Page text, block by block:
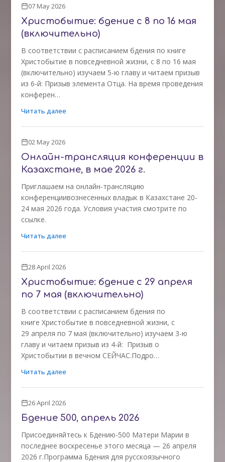
07 May 2026
Христобытие: бдение с 8 по 16 мая
(включительно)
В соответствии с расписанием бдения по книге
Христобытие в повседневной жизни, с 8 по 16 мая
(включительно) изучаем 5-ю главу и читаем призыв
из 6-й: Призыв элемента Отца. На время проведения
конферен…
Читать далее
02 May 2026
Онлайн-трансляция конференции в
Казахстане, в мае 2026 г.
Приглашаем на онлайн-трансляцию
конференциивознесенных владык в Казахстане 20-
24 мая 2026 года. Условия участия смотрите по
ссылке.
Читать далее
28 April 2026
Христобытие: бдение с 29 апреля
по 7 мая (включительно)
В соответствии с расписанием бдения по
книге Христобытие в повседневной жизни, с
29 апреля по 7 мая (включительно) изучаем 3-ю
главу и читаем призыв из 4-й: Призыв о
Христобытии в вечном СЕЙЧАС.Подро…
Читать далее
26 April 2026
Бдение 500, апрель 2026
Присоединяйтесь к Бдению-500 Матери Марии в
последнее воскресенье этого месяца — 26 апреля
2026 г.Программа Бдения для русскоязычного